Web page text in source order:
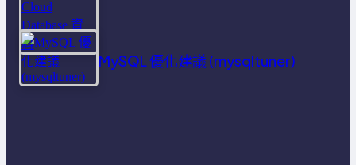
MySQL 優化建議 (mysqltuner)